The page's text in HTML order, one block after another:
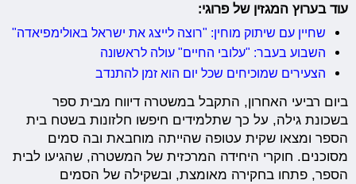
עוד בערוץ המגזין של פרוגי:
שחיין עם שיתוק מוחין: "רוצה לייצג את ישראל באולימפיאדה"
השבוע בעבר: "עלובי החיים" עולה לראשונה
הצעירים שמוכיחים שכל יום הוא זמן להתנדב
ביום רביעי האחרון, התקבל במשטרה דיווח מבית ספר
בשכונת גילה, על כך שתלמידים חיפשו חלזונות בשטח בית
הספר ומצאו שקית עטופה שהייתה מוחבאת ובה סמים
מסוכנים. חוקרי היחידה המרכזית של המשטרה, שהגיעו לבית
הספר, פתחו בחקירה מאומצת, ובשקילה של הסמים